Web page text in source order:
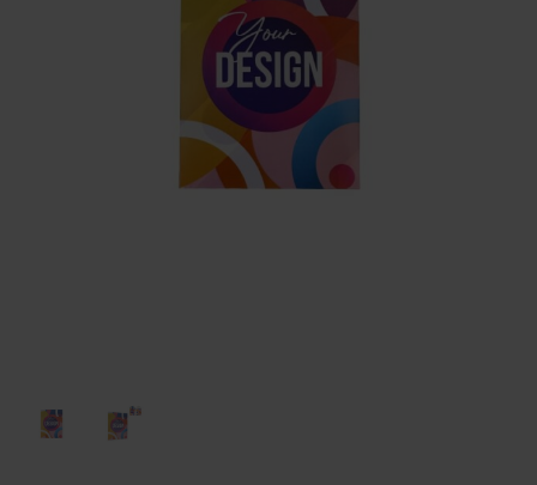
Outdoor & Vrije Tijd
Auto & Veiligheid